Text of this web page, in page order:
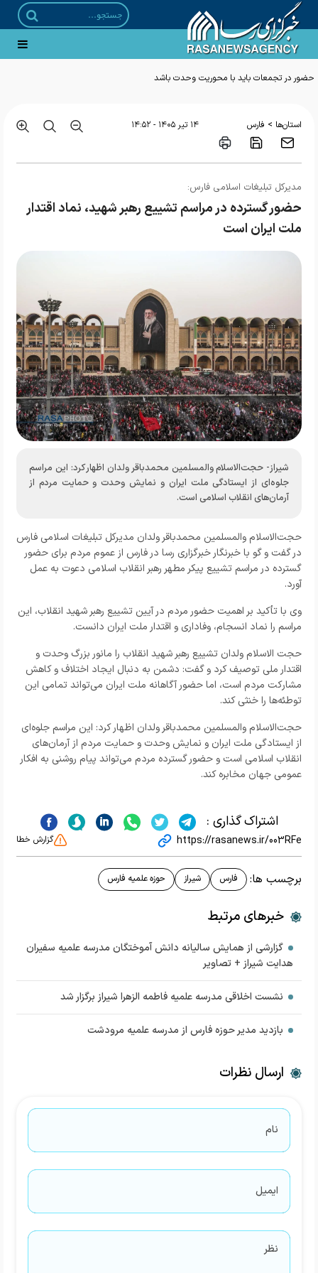
حضور در تجمعات باید با محوریت وحدت باشد
استان‌ها > فارس ۱۴ تير ۱۴۰۵ - ۱۴:۵۲
مدیرکل تبلیغات اسلامی فارس:
حضور گسترده در مراسم تشییع رهبر شهید، نماد اقتدار
ملت ایران است
شیراز- حجت‌الاسلام والمسلمین محمدباقر ولدان اظهار کرد: این مراسم
جلوه‌ای از ایستادگی ملت ایران و نمایش وحدت و حمایت مردم از
آرمان‌های انقلاب اسلامی است.
حجت‌الاسلام والمسلمین محمدباقر ولدان مدیرکل تبلیغات اسلامی فارس
در گفت و گو با خبرنگار خبرگزاری رسا در فارس از عموم مردم برای حضور
گسترده در مراسم تشییع پیکر مطهر رهبر انقلاب اسلامی دعوت به عمل
آورد.
وی با تأکید بر اهمیت حضور مردم در آیین تشییع رهبر شهید انقلاب، این
مراسم را نماد انسجام، وفاداری و اقتدار ملت ایران دانست.
حجت الاسلام ولدان تشییع رهبر شهید انقلاب را مانور بزرگ وحدت و
اقتدار ملی توصیف کرد و گفت: دشمن به دنبال ایجاد اختلاف و کاهش
مشارکت مردم است، اما حضور آگاهانه ملت ایران می‌تواند تمامی این
توطئه‌ها را خنثی کند.
حجت‌الاسلام والمسلمین محمدباقر ولدان اظهار کرد: این مراسم جلوه‌ای
از ایستادگی ملت ایران و نمایش وحدت و حمایت مردم از آرمان‌های
انقلاب اسلامی است و حضور گسترده مردم می‌تواند پیام روشنی به افکار
عمومی جهان مخابره کند.
اشتراک گذاری :
https://rasanews.ir/003RFe گزارش خطا
برچسب ها: فارس شیراز حوزه علمیه فارس
خبرهای مرتبط
گزارشی از همایش سالیانه دانش آموختگان مدرسه علمیه سفیران
هدایت شیراز + تصاویر
نشست اخلاقی مدرسه علمیه فاطمه الزهرا شیراز برگزار شد
بازدید مدیر حوزه فارس از مدرسه علمیه مرودشت
ارسال نظرات